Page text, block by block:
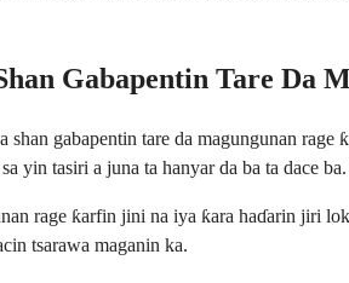
Gabapentin Tare Da
shan gabapentin tare da magungunan
yin tasiri a juna ta hanyar da ba ta dace ba.
rage ƙarfin jini na iya ƙara haɗarin jiri
tsarawa maganin ka.